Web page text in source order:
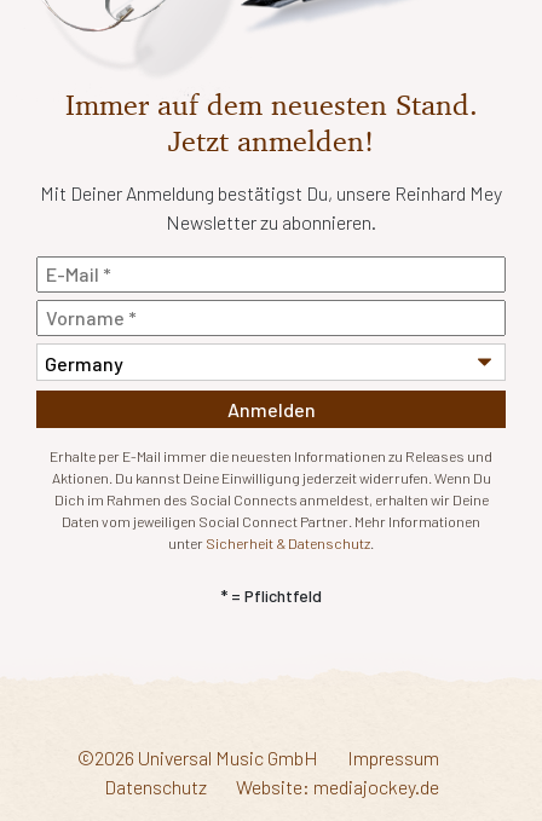
Immer auf dem neuesten Stand.
Jetzt anmelden!
Mit Deiner Anmeldung bestätigst Du, unsere Reinhard Mey
Newsletter zu abonnieren.
Anmelden
Erhalte per E-Mail immer die neuesten Informationen zu Releases und
Aktionen. Du kannst Deine Einwilligung jederzeit widerrufen. Wenn Du
Dich im Rahmen des Social Connects anmeldest, erhalten wir Deine
Daten vom jeweiligen Social Connect Partner. Mehr Informationen
unter Sicherheit & Datenschutz
* = Pflichtfeld
©2026 Universal Music GmbH
Impressum
Datenschutz
Website: mediajockey.de